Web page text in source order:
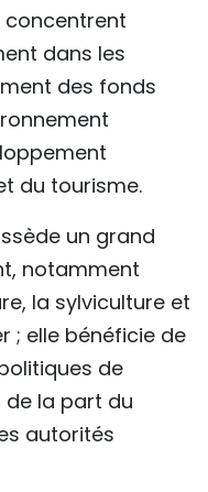
concentrent
dans les
des fonds
du tourisme.
un grand
notamment
la sylviculture et
; elle bénéficie de
de
la part du
autorités